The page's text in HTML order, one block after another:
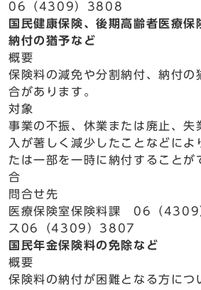
06（4309）3808
国民健康保険、後期高齢者医療保
納付の猶予など
概要
保険料の減免や分割納付、納付の
合があります。
対象
事業の不振、休業または廃止、失
入が著しく減少したことなどによ
たは一部を一時に納付することが
合
問合せ先
医療保険室保険料課 06（4309
ス06（4309）3807
国民年金保険料の免除など
概要
保険料の納付が困難となる方につ